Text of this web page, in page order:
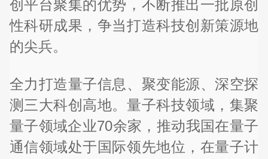
创平台聚集的优势，不断推出一批原创
性科研成果，争当打造科技创新策源地
的尖兵。
全力打造量子信息、聚变能源、深空探
测三大科创高地。量子科技领域，集聚
量子领域企业70余家，推动我国在量子
通信领域处于国际领先地位，在量子计